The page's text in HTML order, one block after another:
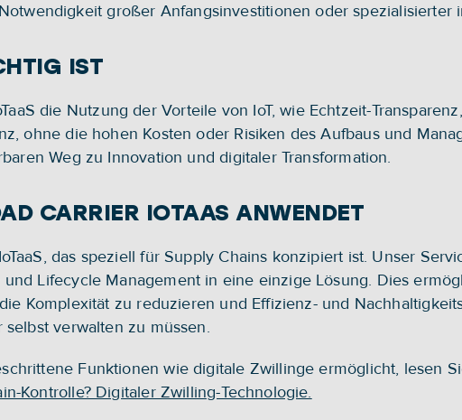
großer Anfangsinvestitionen oder spezialisierter
IST
die Nutzung der Vorteile von IoT, wie Echtzeit-
ohne die hohen Kosten oder Risiken des Aufbaus und
Weg zu Innovation und digitaler Transformation.
CARRIER IOTAAS ANWENDET
das speziell für Supply Chains konzipiert ist. Unser
und Lifecycle Management in eine einzige Lösung. Dies
Komplexität zu reduzieren und Effizienz- und
verwalten zu müssen.
Funktionen wie digitale Zwillinge ermöglicht, lesen
Kontrolle? Digitaler Zwilling-Technologie.